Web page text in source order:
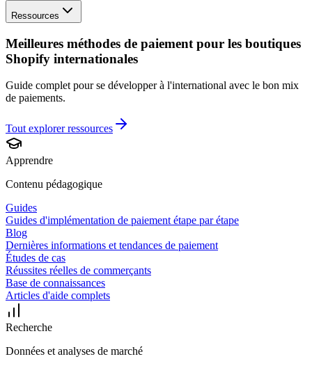
Ressources
Meilleures méthodes de paiement pour les boutiques
Shopify internationales
Guide complet pour se développer à l'international avec le bon mix
de paiements.
Tout explorer ressources
Apprendre
Contenu pédagogique
Guides
Guides d'implémentation de paiement étape par étape
Blog
Dernières informations et tendances de paiement
Études de cas
Réussites réelles de commerçants
Base de connaissances
Articles d'aide complets
Recherche
Données et analyses de marché